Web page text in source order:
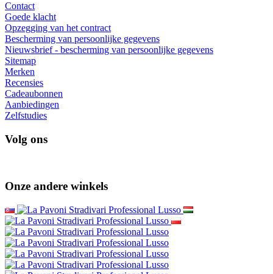
Contact
Goede klacht
Opzegging van het contract
Bescherming van persoonlijke gegevens
Nieuwsbrief - bescherming van persoonlijke gegevens
Sitemap
Merken
Recensies
Cadeaubonnen
Aanbiedingen
Zelfstudies
Volg ons
Onze andere winkels